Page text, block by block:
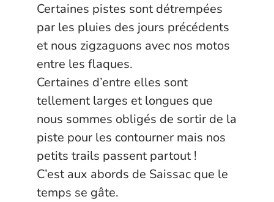
Certaines pistes sont détrempées
par les pluies des jours précédents
et nous zigzaguons avec nos motos
entre les flaques.
Certaines d’entre elles sont
tellement larges et longues que
nous sommes obligés de sortir de la
piste pour les contourner mais nos
petits trails passent partout !
C’est aux abords de Saissac que le
temps se gâte.